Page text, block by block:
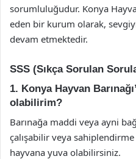
sorumluluğudur. Konya
eden bir kurum olarak,
devam etmektedir.
SSS (Sıkça Sorulan
1. Konya Hayvan
olabilirim?
Barınağa maddi veya ayni
çalışabilir veya
hayvana yuva olabilirsiniz.